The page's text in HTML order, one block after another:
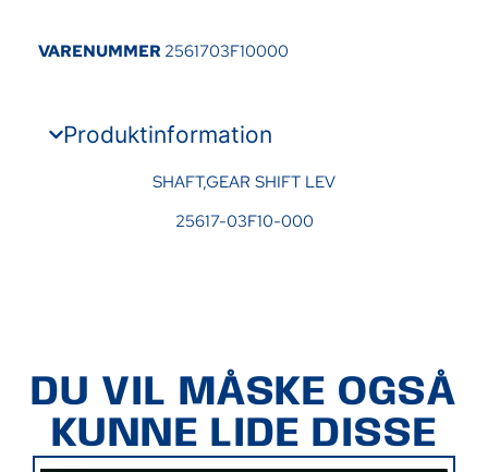
VARENUMMER 2561703F10000
Produktinformation
SHAFT,GEAR SHIFT LEV
25617-03F10-000
DU VIL MÅSKE OGSÅ
KUNNE LIDE DISSE